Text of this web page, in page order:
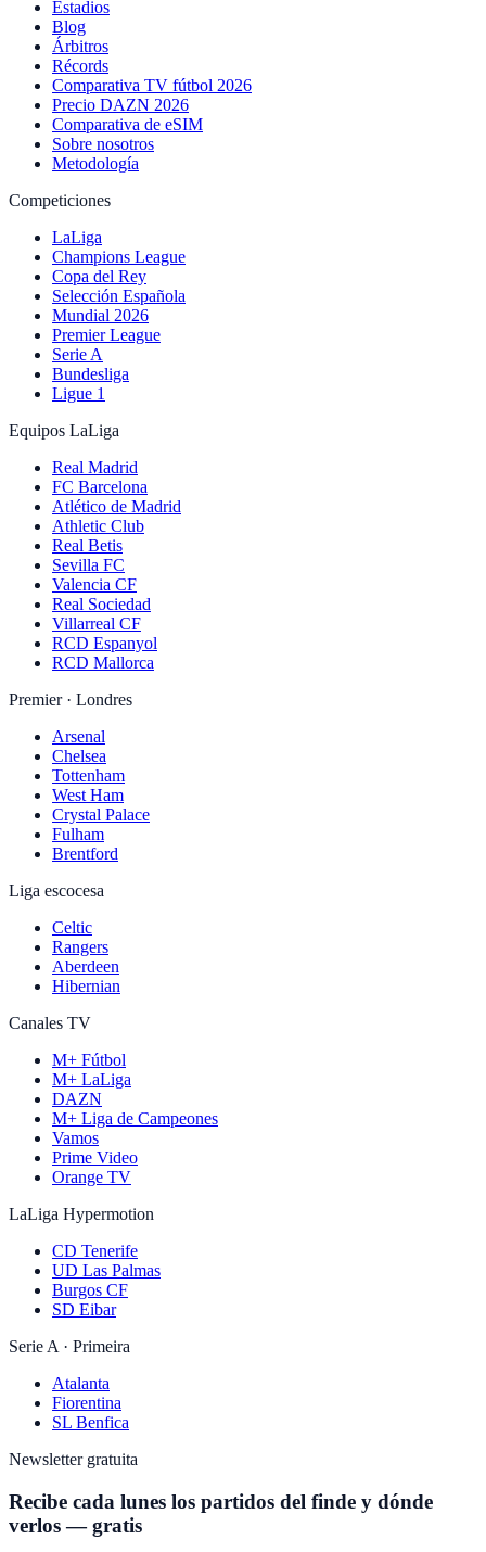
Estadios
Blog
Árbitros
Récords
Comparativa TV fútbol 2026
Precio DAZN 2026
Comparativa de eSIM
Sobre nosotros
Metodología
Competiciones
LaLiga
Champions League
Copa del Rey
Selección Española
Mundial 2026
Premier League
Serie A
Bundesliga
Ligue 1
Equipos LaLiga
Real Madrid
FC Barcelona
Atlético de Madrid
Athletic Club
Real Betis
Sevilla FC
Valencia CF
Real Sociedad
Villarreal CF
RCD Espanyol
RCD Mallorca
Premier · Londres
Arsenal
Chelsea
Tottenham
West Ham
Crystal Palace
Fulham
Brentford
Liga escocesa
Celtic
Rangers
Aberdeen
Hibernian
Canales TV
M+ Fútbol
M+ LaLiga
DAZN
M+ Liga de Campeones
Vamos
Prime Video
Orange TV
LaLiga Hypermotion
CD Tenerife
UD Las Palmas
Burgos CF
SD Eibar
Serie A · Primeira
Atalanta
Fiorentina
SL Benfica
Newsletter gratuita
Recibe cada lunes los partidos del finde y dónde
verlos — gratis